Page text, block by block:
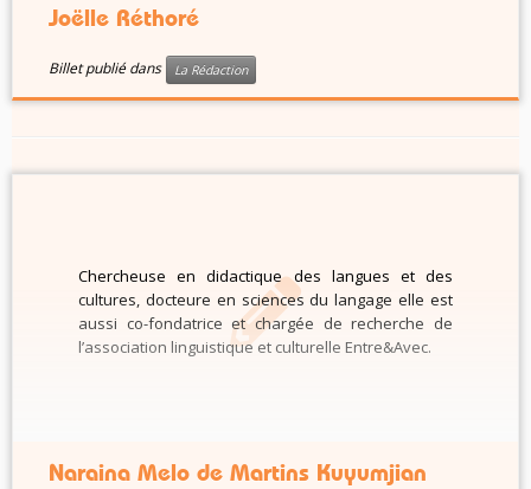
Joëlle Réthoré
Billet publié dans La Rédaction
Chercheuse en didactique des langues et des
cultures, docteure en sciences du langage elle est
aussi co-fondatrice et chargée de recherche de
l’association linguistique et culturelle Entre&Avec.
Naraina Melo de Martins Kuyumjian